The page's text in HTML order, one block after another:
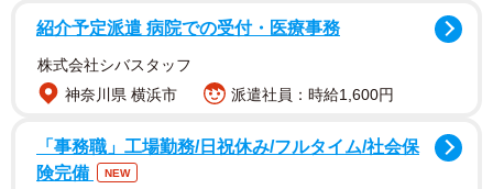
ラストをラッピングしたもので、福知山城本丸広場の自販
機は、前年比４倍の売り上げを記録したという。
紹介予定派遣 病院での受付・医療事務
株式会社シバスタッフ
神奈川県 横浜市
派遣社員：時給1,600円
「事務職」工場勤務/日祝休み/フルタイム/社会保
険完備
NEW